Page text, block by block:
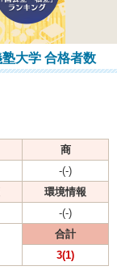
大学 合格者数
商
-(-)
環境情報
-(-)
合計
3(1)